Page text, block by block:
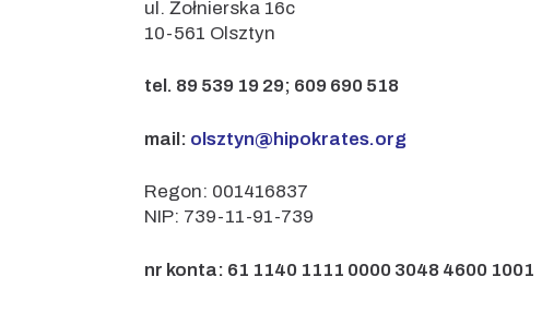
ul. Żołnierska 16c
10-561 Olsztyn
tel. 89 539 19 29; 609 690 518
mail: olsztyn@hipokrates.org
Regon: 001416837
NIP: 739-11-91-739
nr konta: 61 1140 1111 0000 3048 4600 1001